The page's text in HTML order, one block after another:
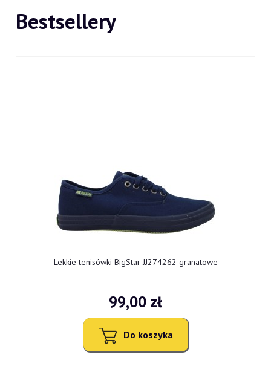
Bestsellery
Lekkie tenisówki BigStar JJ274262 granatowe
99,00 zł
Do koszyka